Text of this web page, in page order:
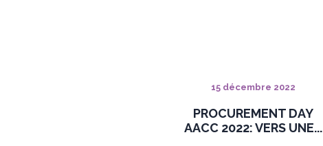
15 décembre 2022
PROCUREMENT DAY
AACC 2022: VERS UNE...